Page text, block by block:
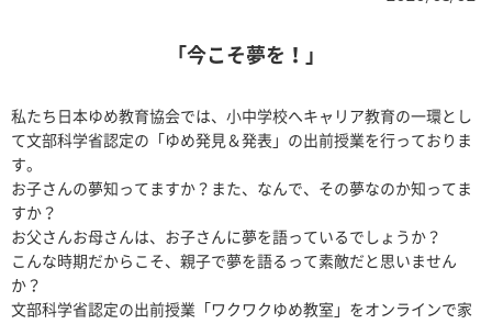
「今こそ夢を！」
私たち日本ゆめ教育協会では、小中学校へキャリア教育の一環とし
て文部科学省認定の「ゆめ発見＆発表」の出前授業を行っておりま
す。
お子さんの夢知ってますか？また、なんで、その夢なのか知ってま
すか？
お父さんお母さんは、お子さんに夢を語っているでしょうか？
こんな時期だからこそ、親子で夢を語るって素敵だと思いません
か？
文部科学省認定の出前授業「ワクワクゆめ教室」をオンラインで家